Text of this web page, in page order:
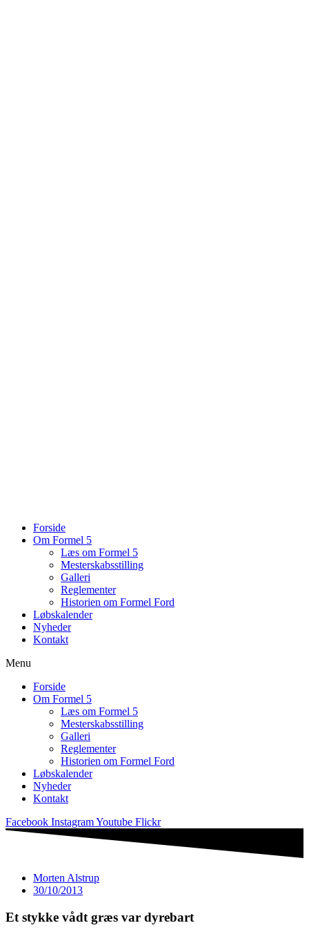
Forside
Om Formel 5
Læs om Formel 5
Mesterskabsstilling
Galleri
Reglementer
Historien om Formel Ford
Løbskalender
Nyheder
Kontakt
Menu
Forside
Om Formel 5
Læs om Formel 5
Mesterskabsstilling
Galleri
Reglementer
Historien om Formel Ford
Løbskalender
Nyheder
Kontakt
Facebook InstagramYoutube Flickr
Morten Alstrup
30/10/2013
Et stykke vådt græs var dyrebart